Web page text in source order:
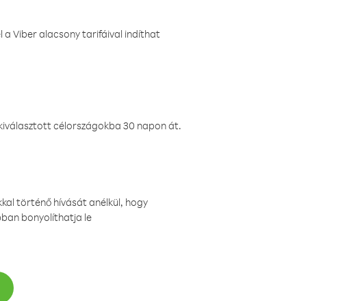
a Viber alacsony tarifáival indíthat
célországokba 30 napon át.
történő hívását anélkül, hogy
bonyolíthatja le